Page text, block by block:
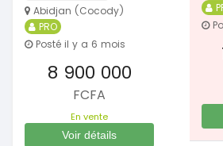
Abidjan (Cocody)
PRO
Posté il y a 6 mois
8 900 000
FCFA
En vente
Voir détails